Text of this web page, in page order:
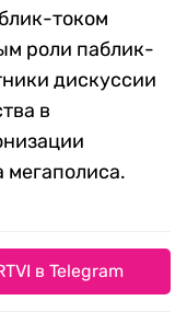
током
роли паблик-
дискуссии
в
мегаполиса.
в Telegram